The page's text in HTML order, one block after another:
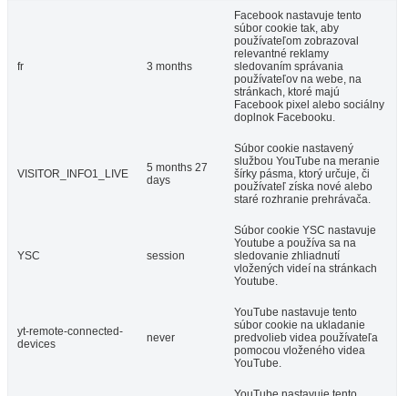
fr 3 months
Facebook nastavuje tento
súbor cookie tak, aby
používateľom zobrazoval
relevantné reklamy
sledovaním správania
používateľov na webe, na
stránkach, ktoré majú
Facebook pixel alebo sociálny
doplnok Facebooku.
VISITOR_INFO1_LIVE
5 months 27
days
Súbor cookie nastavený
službou YouTube na meranie
šírky pásma, ktorý určuje, či
používateľ získa nové alebo
staré rozhranie prehrávača.
YSC session
Súbor cookie YSC nastavuje
Youtube a používa sa na
sledovanie zhliadnutí
vložených videí na stránkach
Youtube.
yt-remote-connected-
devices
never
YouTube nastavuje tento
súbor cookie na ukladanie
predvolieb videa používateľa
pomocou vloženého videa
YouTube.